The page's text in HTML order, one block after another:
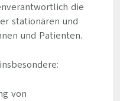
die
stationären und
und Patienten.
von